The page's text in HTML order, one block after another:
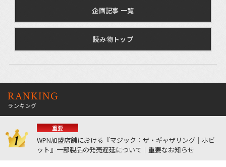
企画記事 一覧
読み物トップ
RANKING
ランキング
重要
WPN加盟店舗における『マジック：ザ・ギャザリング｜ホビ
ット』一部製品の発売遅延について｜重要なお知らせ